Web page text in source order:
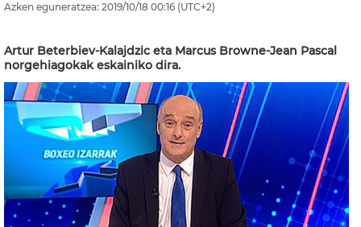
Azken eguneratzea: 2019/10/18 00:16 (UTC+2)
Artur Beterbiev-Kalajdzic eta Marcus Browne-Jean Pascal
norgehiagokak eskainiko dira.